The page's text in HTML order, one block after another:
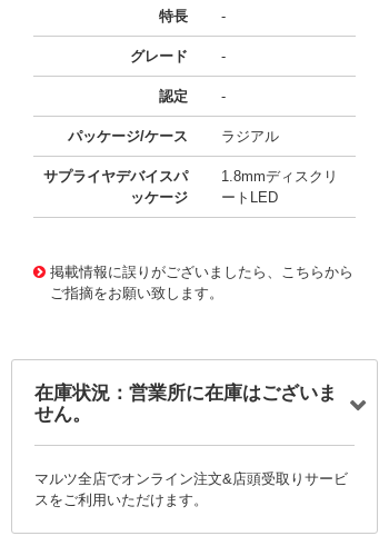
特長 -
グレード -
認定 -
パッケージ/ケース ラジアル
サプライヤデバイスパ
ッケージ
1.8mmディスクリ
ートLED
掲載情報に誤りがございましたら、こちらから
ご指摘をお願い致します。
在庫状況：営業所に在庫はございま
せん。
マルツ全店でオンライン注文&店頭受取りサービ
スをご利用いただけます。